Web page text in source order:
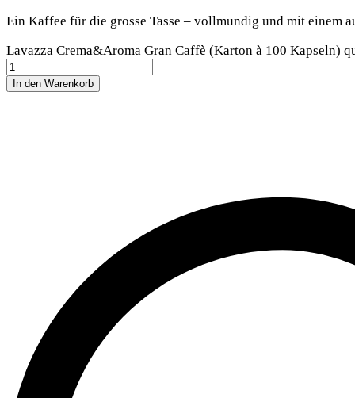
Ein Kaffee für die grosse Tasse – vollmundig und mit einem
Lavazza Crema&Aroma Gran Caffè (Karton à 100 Kapseln)
In den Warenkorb